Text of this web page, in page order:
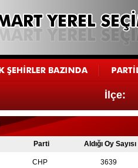
İlçe:
Parti Aldığı Oy Sayısı
CHP 3639